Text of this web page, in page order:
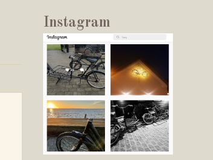
Instagram